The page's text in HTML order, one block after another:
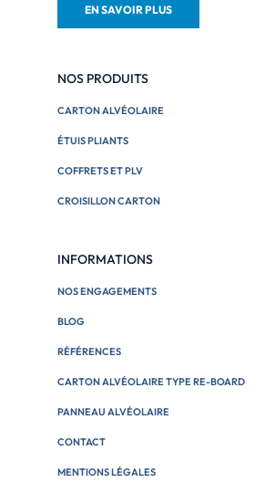
EN SAVOIR PLUS
NOS PRODUITS
CARTON ALVÉOLAIRE
ÉTUIS PLIANTS
COFFRETS ET PLV
CROISILLON CARTON
INFORMATIONS
NOS ENGAGEMENTS
BLOG
RÉFÉRENCES
CARTON ALVÉOLAIRE TYPE RE-BOARD
PANNEAU ALVÉOLAIRE
CONTACT
MENTIONS LÉGALES